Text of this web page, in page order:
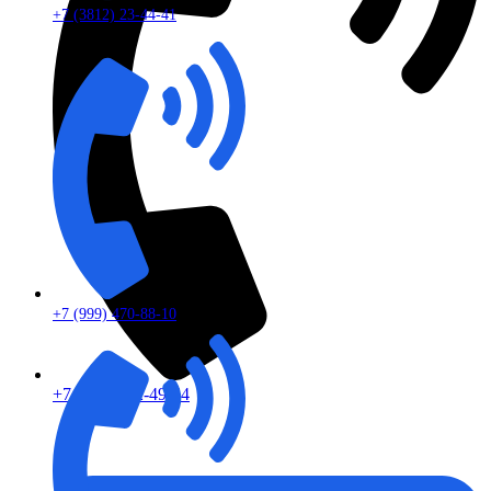
+7 (913) 672-49-54
+7 (3812) 23-44-41
+7 (999) 470-88-10